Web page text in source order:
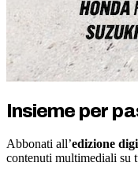
Insieme per
Abbonati all’edizione
contenuti multimediali su